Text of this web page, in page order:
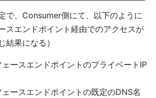
で、Consumer側にて、以下のように
スエンドポイント経由でのアクセスが
結果になる）
ースエンドポイントのプライベートIP
ースエンドポイントの既定のDNS名